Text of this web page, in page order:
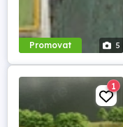
Promovat 5
1